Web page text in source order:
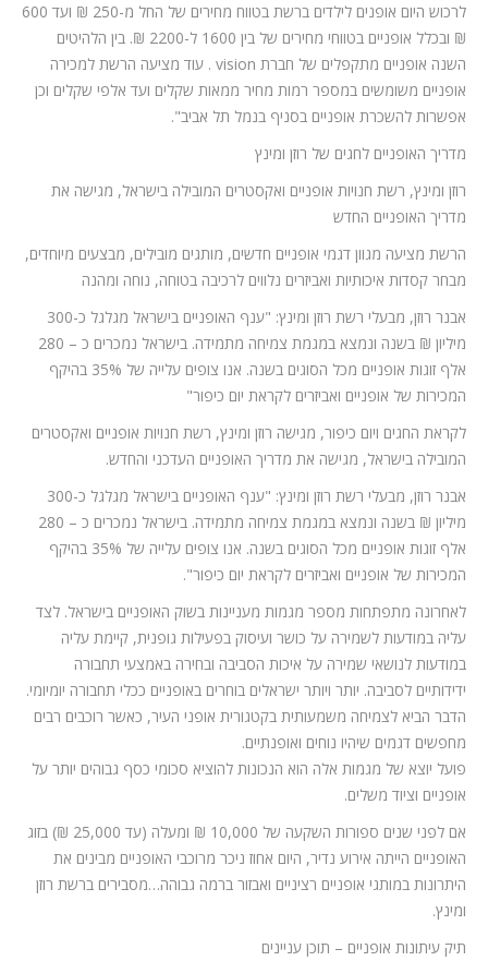
לרכוש היום אופנים לילדים ברשת בטווח מחירים של החל מ-250 ₪ ועד 600
₪ ובכלל אופניים בטווחי מחירים של בין 1600 ל-2200 ₪. בין הלהיטים
השנה אופניים מתקפלים של חברת vision . עוד מציעה הרשת למכירה
אופניים משומשים במספר רמות מחיר ממאות שקלים ועד אלפי שקלים וכן
אפשרות להשכרת אופניים בסניף בנמל תל אביב".
מדריך האופניים לחגים של רוזן ומינץ
רוזן ומינץ, רשת חנויות אופניים ואקסטרים המובילה בישראל, מגישה את
מדריך האופניים החדש
הרשת מציעה מגוון דגמי אופניים חדשים, מותגים מובילים, מבצעים מיוחדים,
מבחר קסדות איכותיות ואביזרים נלווים לרכיבה בטוחה, נוחה ומהנה
אבנר רוזן, מבעלי רשת רוזן ומינץ: "ענף האופניים בישראל מגלגל כ-300
מיליון ₪ בשנה ונמצא במגמת צמיחה מתמידה. בישראל נמכרים כ – 280
אלף זוגות אופניים מכל הסוגים בשנה. אנו צופים עלייה של 35% בהיקף
המכירות של אופניים ואביזרים לקראת יום כיפור"
לקראת החגים ויום כיפור, מגישה רוזן ומינץ, רשת חנויות אופניים ואקסטרים
המובילה בישראל, מגישה את מדריך האופניים העדכני והחדש.
אבנר רוזן, מבעלי רשת רוזן ומינץ: "ענף האופניים בישראל מגלגל כ-300
מיליון ₪ בשנה ונמצא במגמת צמיחה מתמידה. בישראל נמכרים כ – 280
אלף זוגות אופניים מכל הסוגים בשנה. אנו צופים עלייה של 35% בהיקף
המכירות של אופניים ואביזרים לקראת יום כיפור".
לאחרונה מתפתחות מספר מגמות מעניינות בשוק האופניים בישראל. לצד
עליה במודעות לשמירה על כושר ועיסוק בפעילות גופנית, קיימת עליה
במודעות לנושאי שמירה על איכות הסביבה ובחירה באמצעי תחבורה
ידידותיים לסביבה. יותר ויותר ישראלים בוחרים באופניים ככלי תחבורה יומיומי.
הדבר הביא לצמיחה משמעותית בקטגורית אופני העיר, כאשר רוכבים רבים
מחפשים דגמים שיהיו נוחים ואופנתיים.
פועל יוצא של מגמות אלה הוא הנכונות להוציא סכומי כסף גבוהים יותר על
אופניים וציוד משלים.
אם לפני שנים ספורות השקעה של 10,000 ₪ ומעלה (עד 25,000 ₪) בזוג
האופניים הייתה אירוע נדיר, היום אחוז ניכר מרוכבי האופניים מבינים את
היתרונות במותגי אופניים רציניים ואבזור ברמה גבוהה…מסבירים ברשת רוזן
ומינץ.
תיק עיתונות אופניים – תוכן עניינים